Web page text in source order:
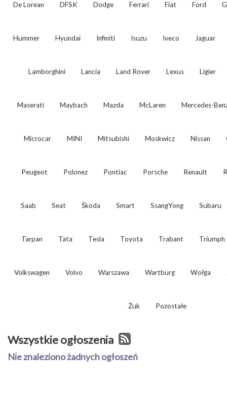
De Lorean DFSK Dodge Ferrari Fiat Ford
Hummer Hyundai Infiniti Isuzu Iveco Jaguar
Lamborghini Lancia Land Rover Lexus Ligier
Maserati Maybach Mazda McLaren Mercedes-
Microcar MINI Mitsubishi Moskwicz Nissan
Peugeot Polonez Pontiac Porsche Renault
Saab Seat Škoda Smart SsangYong Subaru
Tarpan Tata Tesla Toyota Trabant Triumph
Volkswagen Volvo Warszawa Wartburg Wołga
Żuk Pozostałe
Wszystkie ogłoszenia
Nie znaleziono żadnych ogłoszeń